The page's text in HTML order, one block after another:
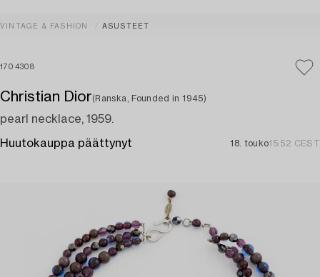
VINTAGE & FASHION ASUSTEET
1704308
Christian Dior(Ranska, Founded in 1945)
pearl necklace, 1959.
Huutokauppa päättynyt 18. touko15:52 CEST